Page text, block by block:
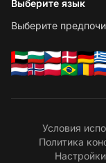
Выберите язык
Выберите
Условия
Политика